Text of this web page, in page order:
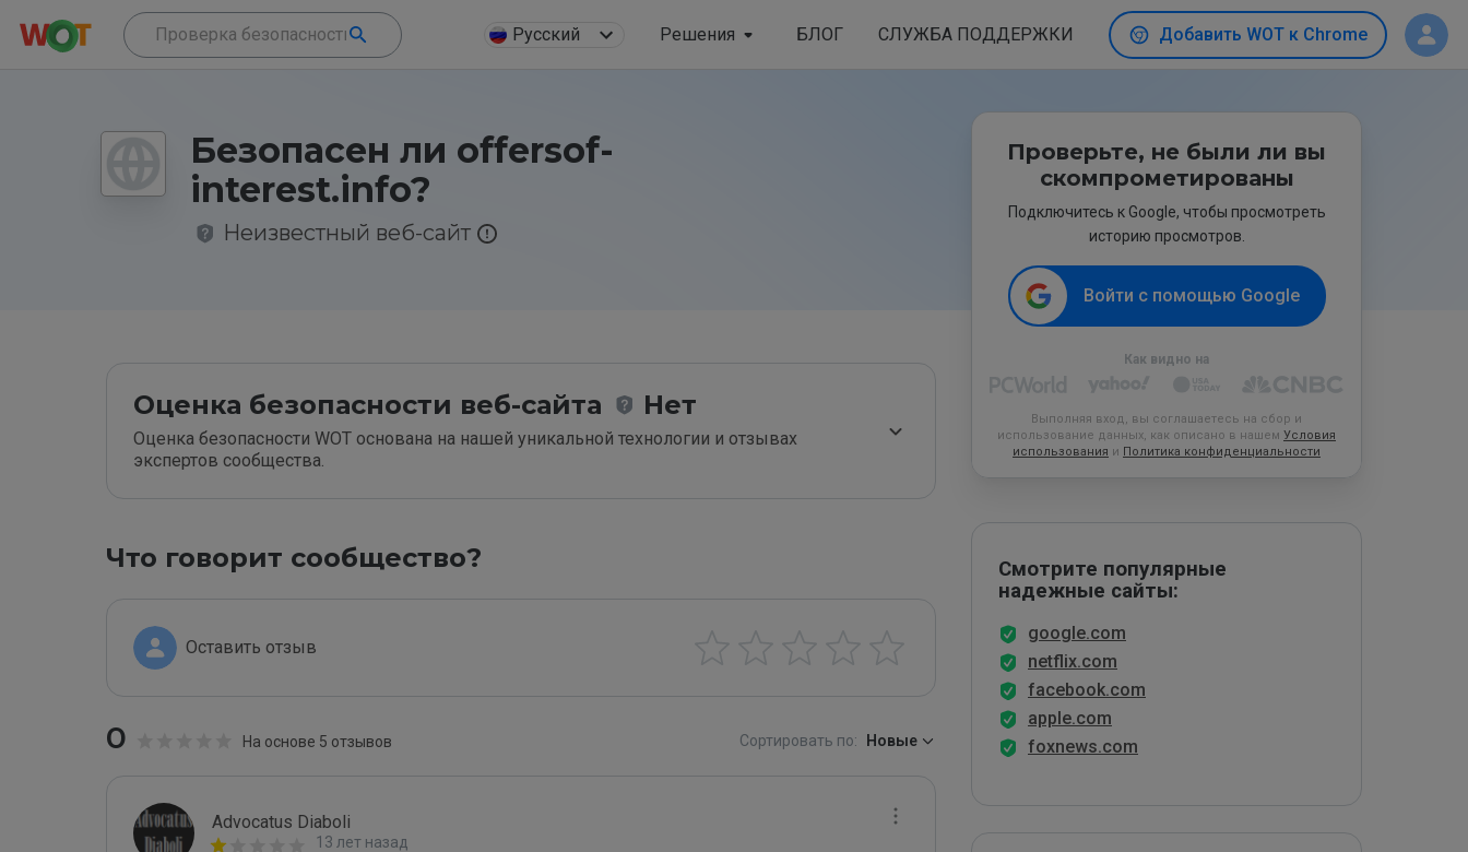
Русский Решения БЛОГ СЛУЖБА ПОДДЕРЖКИ Добавить WOT к Chrome
Безопасен ли offersof-
interest.info?
Неизвестный веб-сайт
Оценка безопасности веб-сайта Нет
Оценка безопасности WOT основана на нашей уникальной технологии и отзывах
экспертов сообщества.
Что говорит сообщество?
Оставить отзыв
0 На основе 5 отзывов Сортировать по: Новые
Advocatus Diaboli
13 лет назад
Проверьте, не были ли вы
скомпрометированы
Подключитесь к Google, чтобы просмотреть
историю просмотров.
Войти с помощью Google
Как видно на
Выполняя вход, вы соглашаетесь на сбор и
использование данных, как описано в нашем Условия
использования и Политика конфиденциальности
Смотрите популярные
надежные сайты:
google.com
netflix.com
facebook.com
apple.com
foxnews.com